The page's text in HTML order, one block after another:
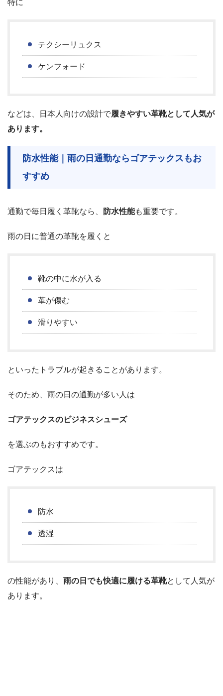
テクシーリュクス
ケンフォード
などは、日本人向けの設計で履きやすい革靴として人気が
あります。
防水性能｜雨の日通勤ならゴアテックスもお
すすめ
通勤で毎日履く革靴なら、 防水性能も重要です。
雨の日に普通の革靴を履くと
靴の中に水が入る
革が傷む
滑りやすい
といったトラブルが起きることがあります。
そのため、雨の日の通勤が多い人は
ゴアテックスのビジネスシューズ
を選ぶのもおすすめです。
ゴアテックスは
防水
透湿
の性能があり、 雨の日でも快適に履ける革靴として人気が
あります。